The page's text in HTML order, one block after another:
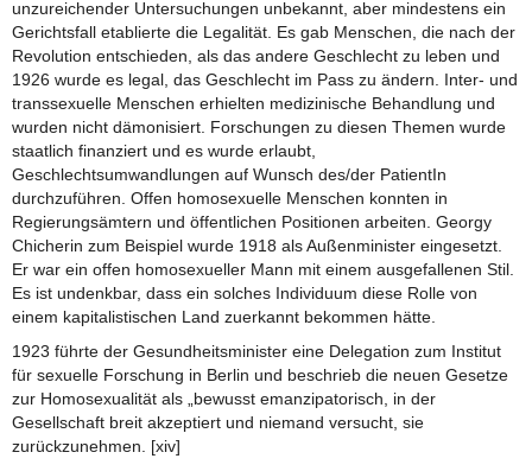
unzureichender Untersuchungen unbekannt, aber mindestens ein
Gerichtsfall etablierte die Legalität. Es gab Menschen, die nach der
Revolution entschieden, als das andere Geschlecht zu leben und
1926 wurde es legal, das Geschlecht im Pass zu ändern. Inter- und
transsexuelle Menschen erhielten medizinische Behandlung und
wurden nicht dämonisiert. Forschungen zu diesen Themen wurde
staatlich finanziert und es wurde erlaubt,
Geschlechtsumwandlungen auf Wunsch des/der PatientIn
durchzuführen. Offen homosexuelle Menschen konnten in
Regierungsämtern und öffentlichen Positionen arbeiten. Georgy
Chicherin zum Beispiel wurde 1918 als Außenminister eingesetzt.
Er war ein offen homosexueller Mann mit einem ausgefallenen Stil.
Es ist undenkbar, dass ein solches Individuum diese Rolle von
einem kapitalistischen Land zuerkannt bekommen hätte.
1923 führte der Gesundheitsminister eine Delegation zum Institut
für sexuelle Forschung in Berlin und beschrieb die neuen Gesetze
zur Homosexualität als „bewusst emanzipatorisch, in der
Gesellschaft breit akzeptiert und niemand versucht, sie
zurückzunehmen. [xiv]